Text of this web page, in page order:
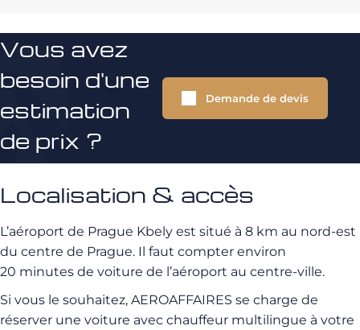
Vous avez
besoin d'une
estimation
de prix ?
Demande de devis
Localisation & accès
L’aéroport de Prague Kbely est situé à 8 km au nord-est
du centre de Prague. Il faut compter environ
20 minutes de voiture de l’aéroport au centre-ville.
Si vous le souhaitez, AEROAFFAIRES se charge de
réserver une voiture avec chauffeur multilingue à votre